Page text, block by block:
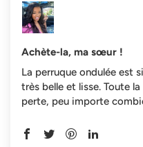
Achète-la, ma sœur !
La perruque ondulée est
très belle et lisse. Toute
perte, peu importe